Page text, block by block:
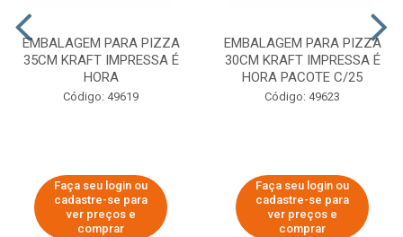
EMBALAGEM PARA PIZZA
35CM KRAFT IMPRESSA É
HORA
Código: 49619
Faça seu login ou
cadastre-se para
ver preços e
comprar
EMBALAGEM PARA PIZZA
30CM KRAFT IMPRESSA É
HORA PACOTE C/25
Código: 49623
Faça seu login ou
cadastre-se para
ver preços e
comprar